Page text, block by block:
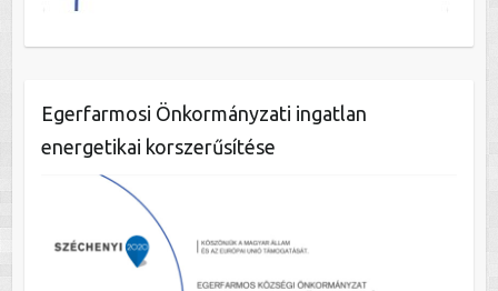
Egerfarmosi Önkormányzati ingatlan
energetikai korszerűsítése